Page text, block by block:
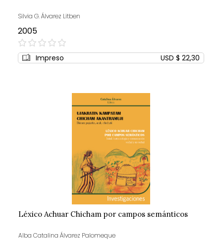
Silvia G. Álvarez Litben
2005
0%
Impreso USD $ 22,30
Léxico Achuar Chicham por campos semánticos
Alba Catalina Álvarez Palomeque